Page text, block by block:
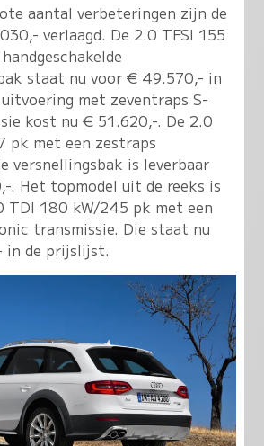
aantal verbeteringen zijn de
verlaagd. De 2.0 TFSI 155
staat nu voor € 49.570,- in
met zeventraps S-
kost nu € 51.620,-. De 2.0
pk met een zestraps
versnellingsbak is leverbaar
. Het topmodel uit de reeks is
TDI 180 kW/245 pk met een
transmissie. Die staat nu
in de prijslijst.